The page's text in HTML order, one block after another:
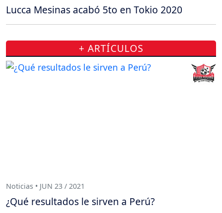
Lucca Mesinas acabó 5to en Tokio 2020
+ ARTÍCULOS
Noticias • JUN 23 / 2021
¿Qué resultados le sirven a Perú?